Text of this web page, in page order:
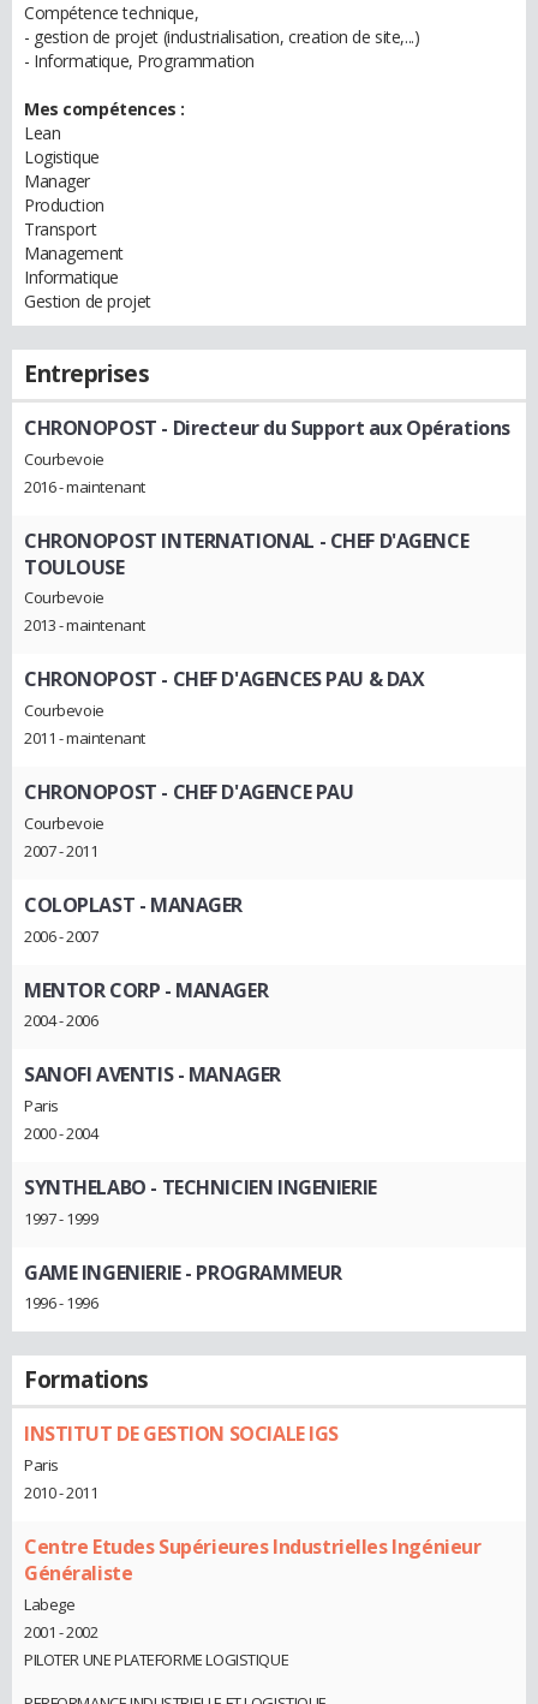
Compétence technique,
- gestion de projet (industrialisation, creation de site,...)
- Informatique, Programmation
Mes compétences :
Lean
Logistique
Manager
Production
Transport
Management
Informatique
Gestion de projet
Entreprises
CHRONOPOST - Directeur du Support aux Opérations
Courbevoie
2016 - maintenant
CHRONOPOST INTERNATIONAL - CHEF D'AGENCE
TOULOUSE
Courbevoie
2013 - maintenant
CHRONOPOST - CHEF D'AGENCES PAU & DAX
Courbevoie
2011 - maintenant
CHRONOPOST - CHEF D'AGENCE PAU
Courbevoie
2007 - 2011
COLOPLAST - MANAGER
2006 - 2007
MENTOR CORP - MANAGER
2004 - 2006
SANOFI AVENTIS- MANAGER
Paris
2000 - 2004
SYNTHELABO - TECHNICIEN INGENIERIE
1997 - 1999
GAME INGENIERIE- PROGRAMMEUR
1996 - 1996
Formations
INSTITUT DE GESTION SOCIALE IGS
Paris
2010 - 2011
Centre Etudes Supérieures Industrielles Ingénieur
Généraliste
Labege
2001 - 2002
PILOTER UNE PLATEFORME LOGISTIQUE